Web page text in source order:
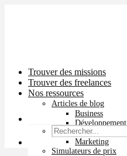
Trouver des missions
Trouver des freelances
Nos ressources
Articles de blog
Business
Développement
Graphisme
Marketing
Simulateurs de prix